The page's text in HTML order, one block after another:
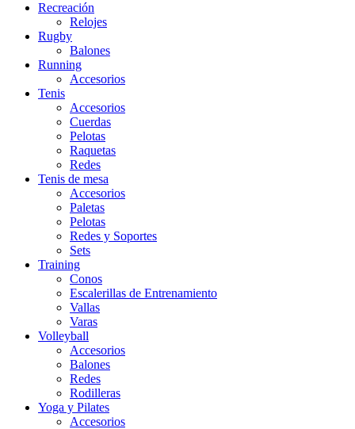
Recreación
Relojes
Rugby
Balones
Running
Accesorios
Tenis
Accesorios
Cuerdas
Pelotas
Raquetas
Redes
Tenis de mesa
Accesorios
Paletas
Pelotas
Redes y Soportes
Sets
Training
Conos
Escalerillas de Entrenamiento
Vallas
Varas
Volleyball
Accesorios
Balones
Redes
Rodilleras
Yoga y Pilates
Accesorios